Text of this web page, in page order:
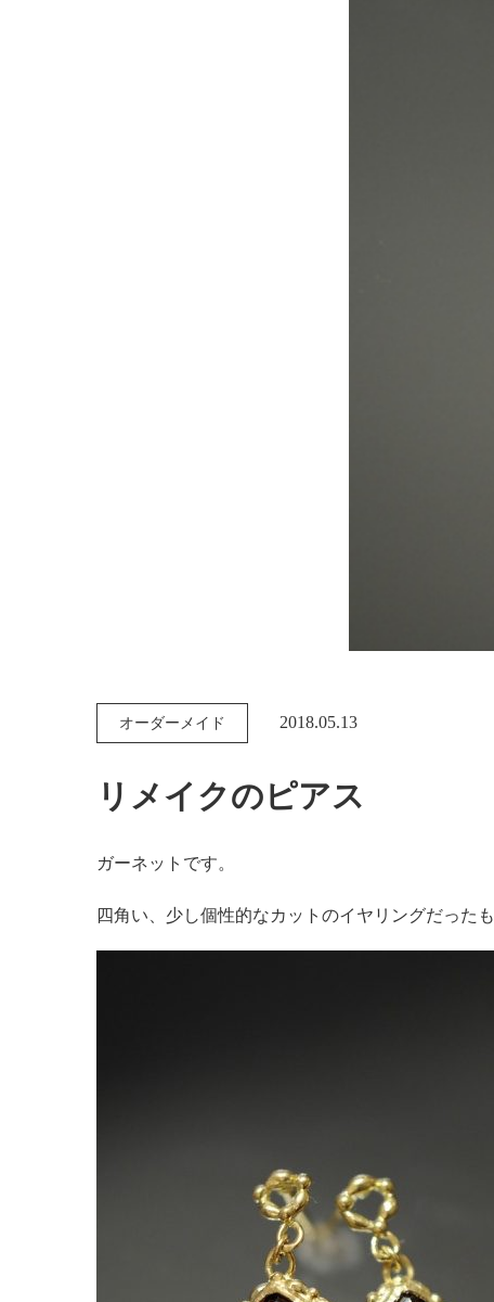
オーダーメイド 2018.05.13
リメイクのピアス
ガーネットです。
四角い、少し個性的なカットのイヤリングだった